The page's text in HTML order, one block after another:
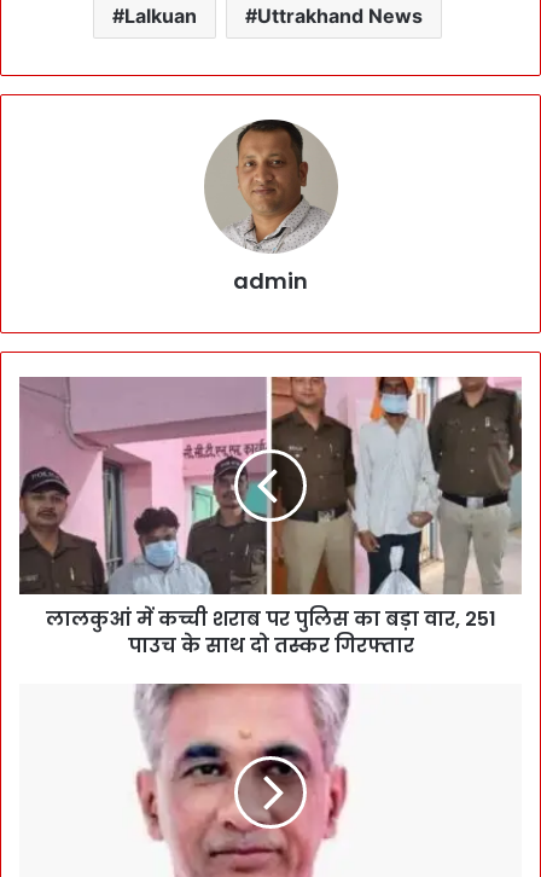
Lalkuan Uttrakhand News
admin
लालकुआं में कच्ची शराब पर पुलिस का बड़ा वार, 251
पाउच के साथ दो तस्कर गिरफ्तार